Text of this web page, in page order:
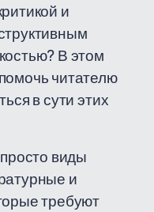
и
В этом
читателю
в сути этих
виды
и
требуют